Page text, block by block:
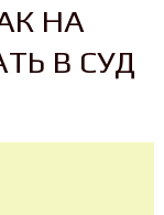
НА
В СУД